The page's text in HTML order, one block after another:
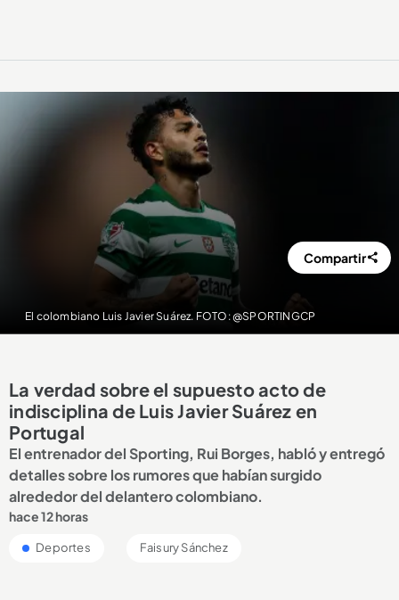
El colombiano Luis Javier Suárez. FOTO: @SPORTINGCP
Compartir
La verdad sobre el supuesto acto de
indisciplina de Luis Javier Suárez en
Portugal
El entrenador del Sporting, Rui Borges, habló y entregó
detalles sobre los rumores que habían surgido
alrededor del delantero colombiano.
hace 12 horas
Deportes Faisury Sánchez